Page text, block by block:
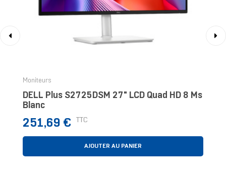
Moniteurs
DELL Plus S2725DSM 27" LCD Quad HD 8 Ms
Blanc
Prix
251,69 € TTC
AJOUTER AU PANIER